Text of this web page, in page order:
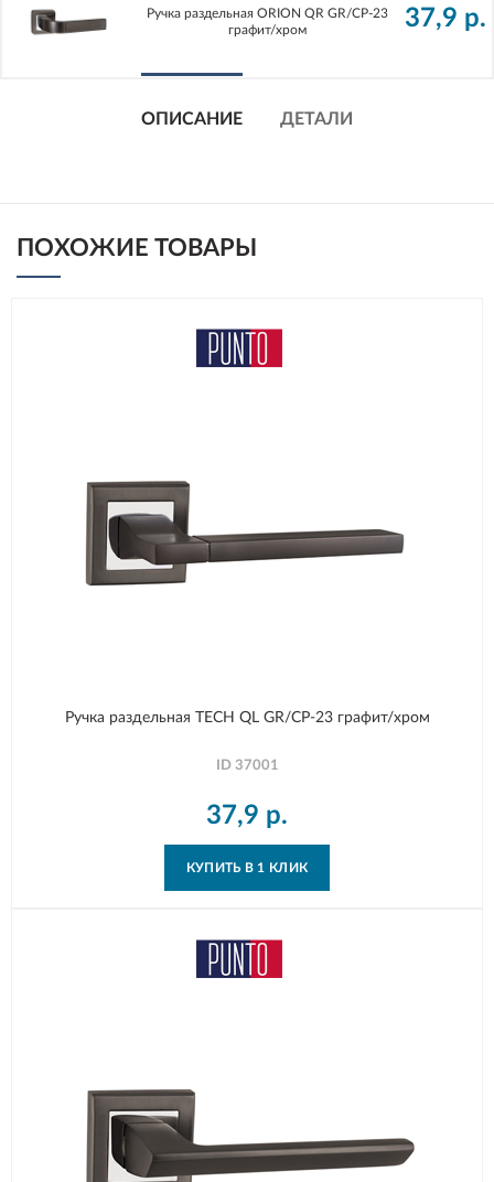
Ручка раздельная ORION QR GR/CP-23
графит/хром
37,9 р.
ОПИСАНИЕ ДЕТАЛИ
ПОХОЖИЕ ТОВАРЫ
Ручка раздельная TECH QL GR/CP-23 графит/хром
ID 37001
37,9 р.
КУПИТЬ В 1 КЛИК